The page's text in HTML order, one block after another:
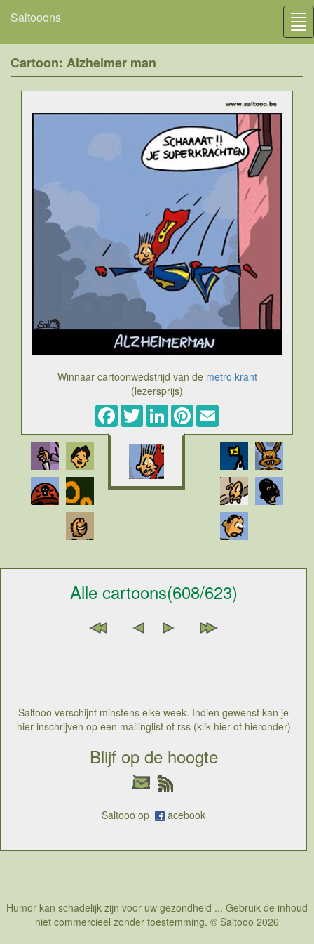
Saltooons
Cartoon: Alzheimer man
Winnaar cartoonwedstrijd van de metro krant
(lezersprijs)
Facebook
TwitterLinkedInPinterest
Alle cartoons(608/623)
Saltooo verschijnt minstens elke week. Indien gewenst kan je
hier inschrijven op een mailinglist of rss (klik hier of hieronder)
Blijf op de hoogte
Saltooo op acebook
Humor kan schadelijk zijn voor uw gezondheid ... Gebruik de inhoud
niet commercieel zonder toestemming. © Saltooo 2026